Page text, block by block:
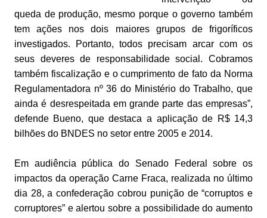
queda de produção, mesmo porque o governo também
tem ações nos dois maiores grupos de frigoríficos
investigados. Portanto, todos precisam arcar com os
seus deveres de responsabilidade social. Cobramos
também fiscalização e o cumprimento de fato da Norma
Regulamentadora nº 36 do Ministério do Trabalho, que
ainda é desrespeitada em grande parte das empresas”,
defende Bueno, que destaca a aplicação de R$ 14,3
bilhões do BNDES no setor entre 2005 e 2014.
Em audiência pública do Senado Federal sobre os
impactos da operação Carne Fraca, realizada no último
dia 28, a confederação cobrou punição de “corruptos e
corruptores” e alertou sobre a possibilidade do aumento